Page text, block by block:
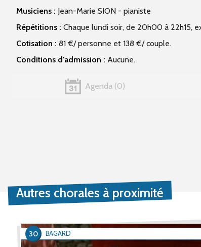
Musiciens : Jean-Marie SION - pianiste
Répétitions : Chaque lundi soir, de 20h00 à 22h15,
Cotisation : 81 €/ personne et 138 €/ couple.
Conditions d'admission : Aucune.
Agenda 0
Autres chorales à proximité
BAGARD
30